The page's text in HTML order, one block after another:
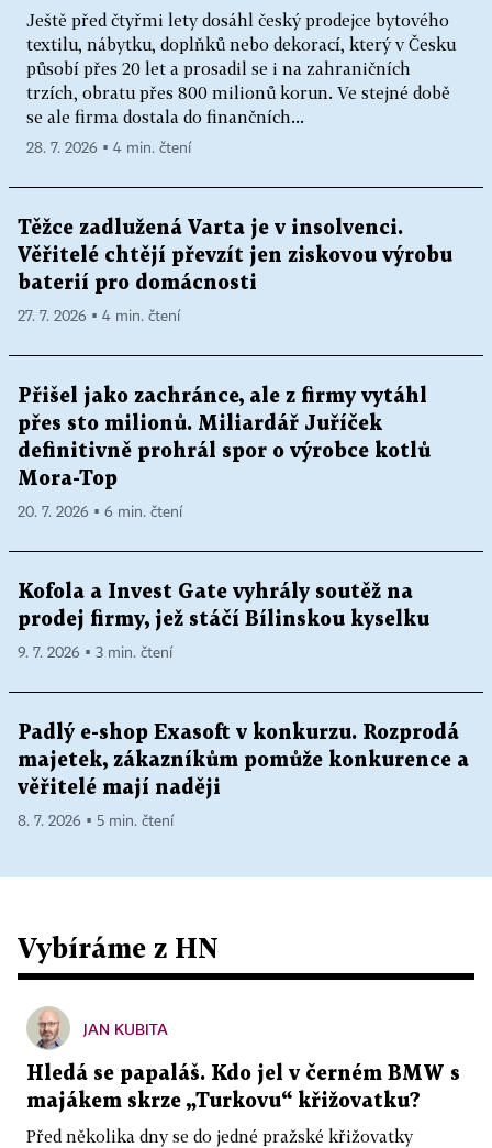
Ještě před čtyřmi lety dosáhl český prodejce bytového
textilu, nábytku, doplňků nebo dekorací, který v Česku
působí přes 20 let a prosadil se i na zahraničních
trzích, obratu přes 800 milionů korun. Ve stejné době
se ale firma dostala do finančních...
28. 7. 2026 ▪ 4 min. čtení
Těžce zadlužená Varta je v insolvenci.
Věřitelé chtějí převzít jen ziskovou výrobu
baterií pro domácnosti
27. 7. 2026 ▪ 4 min. čtení
Přišel jako zachránce, ale z firmy vytáhl
přes sto milionů. Miliardář Juříček
definitivně prohrál spor o výrobce kotlů
Mora-Top
20. 7. 2026 ▪ 6 min. čtení
Kofola a Invest Gate vyhrály soutěž na
prodej firmy, jež stáčí Bílinskou kyselku
9. 7. 2026 ▪ 3 min. čtení
Padlý e-shop Exasoft v konkurzu. Rozprodá
majetek, zákazníkům pomůže konkurence a
věřitelé mají naději
8. 7. 2026 ▪ 5 min. čtení
Vybíráme z HN
JAN KUBITA
Hledá se papaláš. Kdo jel v černém BMW s
majákem skrze „Turkovu“ křižovatku?
Před několika dny se do jedné pražské křižovatky